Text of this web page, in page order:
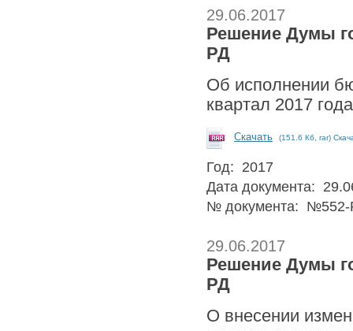
29.06.2017
Решение Думы
РД
Об исполнении
квартал 2017
Скачать (151.6 Кб, rar)
Год: 2017
Дата документа:
№ документа:
29.06.2017
Решение Думы
РД
О внесении